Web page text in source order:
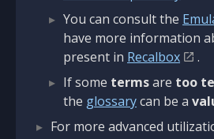
You can consult the
have more information
present in Recalbox
.
If some termsare too
the glossarycan be a
For more advanced